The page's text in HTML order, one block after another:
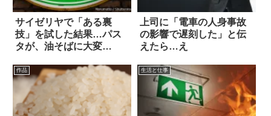
サイゼリヤで「ある裏
技」を試した結果…パス
タが、油そばに大変
上司に「電車の人身事故
の影響で遅刻した」と伝
えたら…え
作品 生活と仕事